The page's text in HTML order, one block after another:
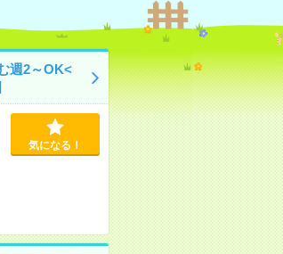
週2～OK<
気になる！